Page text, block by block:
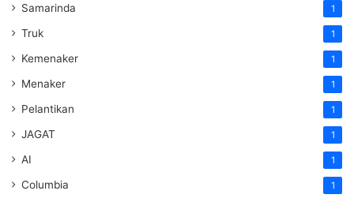
Samarinda 1
Truk 1
Kemenaker 1
Menaker 1
Pelantikan 1
JAGAT 1
AI 1
Columbia 1